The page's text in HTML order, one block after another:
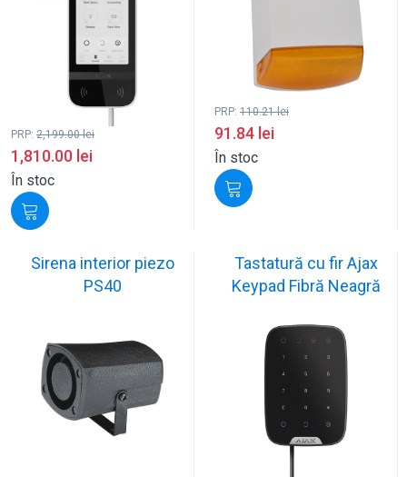
PRP: 2,199.00lei
1,810.00 lei
În stoc
PRP: 110.21lei
91.84 lei
În stoc
Sirena interior piezo
PS40
Tastatură cu fir Ajax
Keypad Fibră Neagră